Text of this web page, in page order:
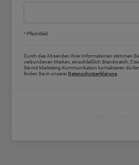
* Pflichtfeld
Durch das Absenden Ihrer Informationen stimmen
verbundenen Marken, einschließlich Brandwatch,
Sie mit Marketing-Kommunikation kontaktieren
finden Sie in unsererDatenschutzerklärung